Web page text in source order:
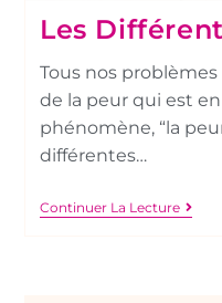
Les
Tous nos
de la peur qui est en
phénomène, “la
différentes…
Continuer La Lecture